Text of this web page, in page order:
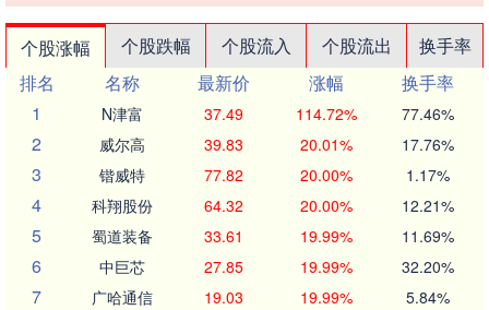
个股涨幅 个股跌幅 个股流入 个股流出
换手率
排名
名称 最新价 涨幅
换手率
1
N津富 37.49 114.72% 77.46%
2 威尔高 39.83 20.01% 17.76%
3 锴威特 77.82 20.00% 1.17%
4 科翔股份 64.32 20.00% 12.21%
5 蜀道装备 33.61 19.99% 11.69%
6 中巨芯 27.85 19.99% 32.20%
7 广哈通信 19.03 19.99% 5.84%